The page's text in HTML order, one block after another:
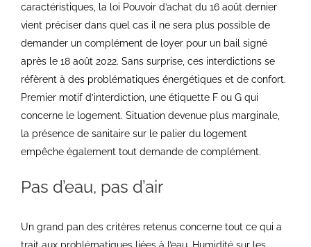
caractéristiques, la loi Pouvoir d’achat du 16 août dernier
vient préciser dans quel cas il ne sera plus possible de
demander un complément de loyer pour un bail signé
après le 18 août 2022. Sans surprise, ces interdictions se
réfèrent à des problématiques énergétiques et de confort.
Premier motif d’interdiction, une étiquette F ou G qui
concerne le logement. Situation devenue plus marginale,
la présence de sanitaire sur le palier du logement
empêche également tout demande de complément.
Pas d’eau, pas d’air
Un grand pan des critères retenus concerne tout ce qui a